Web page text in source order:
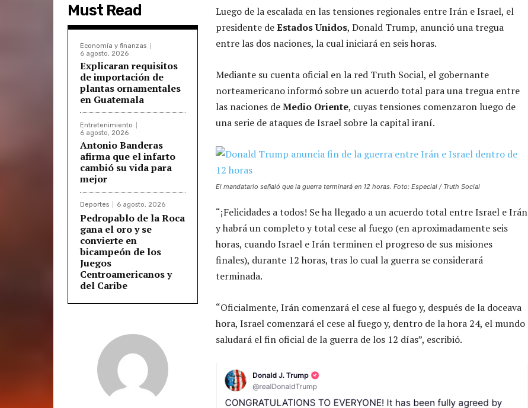
Must Read
Economía y finanzas
6 agosto, 2026
Explicaran requisitos
de importación de
plantas ornamentales
en Guatemala
Entretenimiento
6 agosto, 2026
Antonio Banderas
afirma que el infarto
cambió su vida para
mejor
Deportes 6 agosto, 2026
Pedropablo de la Roca
gana el oro y se
convierte en
bicampeón de los
Juegos
Centroamericanos y
del Caribe
Luego de la escalada en las tensiones regionales entre Irán e Israel, el
presidente deEstados Unidos, Donald Trump, anunció una tregua
entre las dos naciones, la cual iniciará en seis horas.
Mediante su cuenta oficial en la red Truth Social, el gobernante
norteamericano informó sobre un acuerdo total para una tregua entre
las naciones deMedio Oriente, cuyas tensiones comenzaron luego de
una serie de ataques de Israel sobre la capital iraní.
El mandatario señaló que la guerra terminará en 12 horas. Foto: Especial / Truth Social
“¡Felicidades a todos! Se ha llegado a un acuerdo total entre Israel e Irán
y habrá un completo y total cese al fuego (en aproximadamente seis
horas, cuando Israel e Irán terminen el progreso de sus misiones
finales), durante 12 horas, tras lo cual la guerra se considerará
terminada.
“Oficialmente, Irán comenzará el cese al fuego y, después de la doceava
hora, Israel comenzará el cese al fuego y, dentro de la hora 24, el mundo
saludará el fin oficial de la guerra de los 12 días”, escribió.